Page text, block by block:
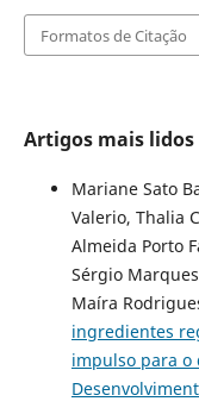
Formatos de Citação
Artigos mais
Mariane Sato
Valerio, Thalia
Almeida Porto
Sérgio
Maíra
ingredientes
impulso para o